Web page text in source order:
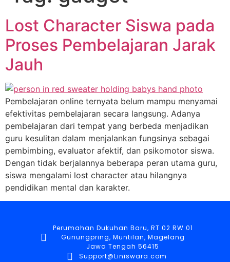
Lost Character Siswa pada
Proses Pembelajaran Jarak
Jauh
Pembelajaran online ternyata belum mampu menyamai
efektivitas pembelajaran secara langsung. Adanya
pembelajaran dari tempat yang berbeda menjadikan
guru kesulitan dalam menjalankan fungsinya sebagai
pembimbing, evaluator afektif, dan psikomotor siswa.
Dengan tidak berjalannya beberapa peran utama guru,
siswa mengalami lost character atau hilangnya
pendidikan mental dan karakter.
Perumahan Dukuhan Baru, RT 02 RW 01
Gunungpring, Muntilan, Magelang
Jawa Tengah 56415
Support@Liniswara.com